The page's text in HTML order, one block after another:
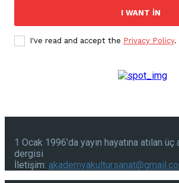
I WANT IN
I've read and accept the Privacy Policy.
1 Ocak 1996’da yayın hayatına atılan
dergisi
İletişim: